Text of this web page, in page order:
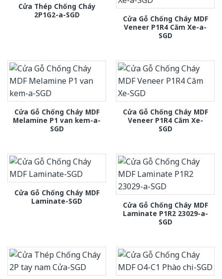
Cửa Thép Chống Cháy
2P1G2-a-SGD
Cửa Gỗ Chống Cháy MDF
Veneer P1R4 Căm Xe-a-
SGD
Cửa Gỗ Chống Cháy MDF
Melamine P1 van kem-a-
SGD
Cửa Gỗ Chống Cháy MDF
Veneer P1R4 Căm Xe-
SGD
Cửa Gỗ Chống Cháy MDF
Laminate-SGD
Cửa Gỗ Chống Cháy MDF
Laminate P1R2 23029-a-
SGD